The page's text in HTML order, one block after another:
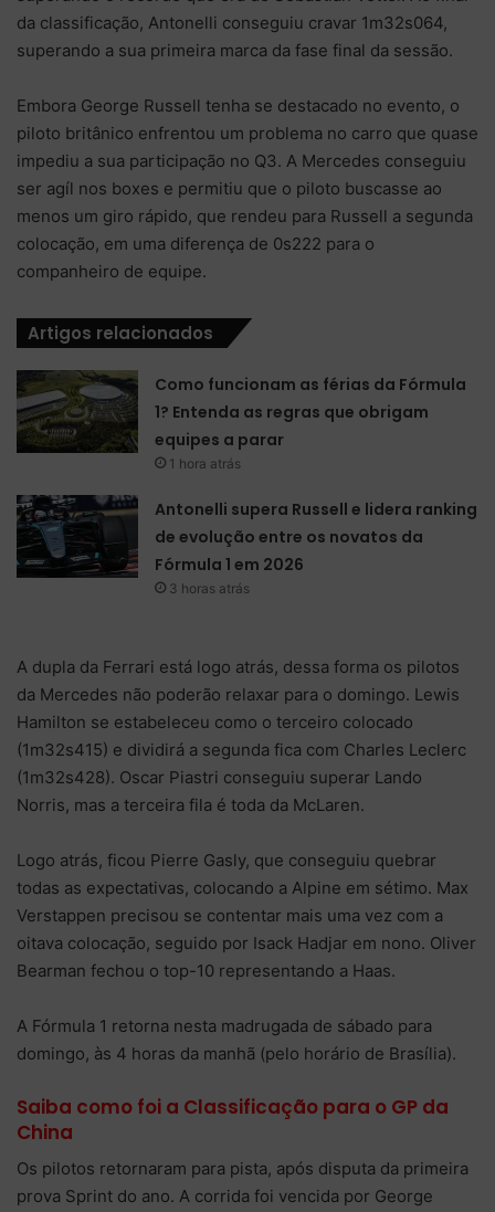
da classificação, Antonelli conseguiu cravar 1m32s064,
superando a sua primeira marca da fase final da sessão.
Embora George Russell tenha se destacado no evento, o
piloto britânico enfrentou um problema no carro que quase
impediu a sua participação no Q3. A Mercedes conseguiu
ser agíl nos boxes e permitiu que o piloto buscasse ao
menos um giro rápido, que rendeu para Russell a segunda
colocação, em uma diferença de 0s222 para o
companheiro de equipe.
Artigos relacionados
Como funcionam as férias da Fórmula
1? Entenda as regras que obrigam
equipes a parar
1 hora atrás
Antonelli supera Russell e lidera ranking
de evolução entre os novatos da
Fórmula 1 em 2026
3 horas atrás
A dupla da Ferrari está logo atrás, dessa forma os pilotos
da Mercedes não poderão relaxar para o domingo. Lewis
Hamilton se estabeleceu como o terceiro colocado
(1m32s415) e dividirá a segunda fica com Charles Leclerc
(1m32s428). Oscar Piastri conseguiu superar Lando
Norris, mas a terceira fila é toda da McLaren.
Logo atrás, ficou Pierre Gasly, que conseguiu quebrar
todas as expectativas, colocando a Alpine em sétimo. Max
Verstappen precisou se contentar mais uma vez com a
oitava colocação, seguido por Isack Hadjar em nono. Oliver
Bearman fechou o top-10 representando a Haas.
A Fórmula 1 retorna nesta madrugada de sábado para
domingo, às 4 horas da manhã (pelo horário de Brasília).
Saiba como foi a Classificação para o GP da
China
Os pilotos retornaram para pista, após disputa da primeira
prova Sprint do ano. A corrida foi vencida por George